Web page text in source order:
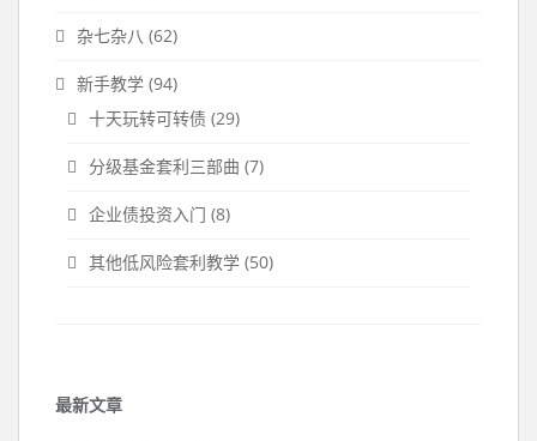
杂七杂八 (62)
新手教学 (94)
十天玩转可转债 (29)
分级基金套利三部曲 (7)
企业债投资入门 (8)
其他低风险套利教学 (50)
最新文章